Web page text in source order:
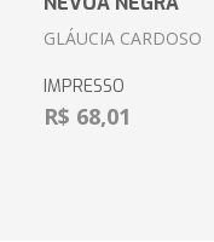
GLÁUCIA CARDOSO
IMPRESSO
R$ 68,01